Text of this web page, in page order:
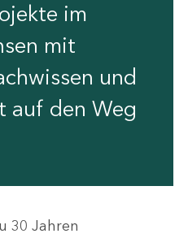
im
mit
und
auf den Weg
30 Jahren